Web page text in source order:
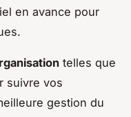
en avance pour
telles que
suivre vos
gestion du